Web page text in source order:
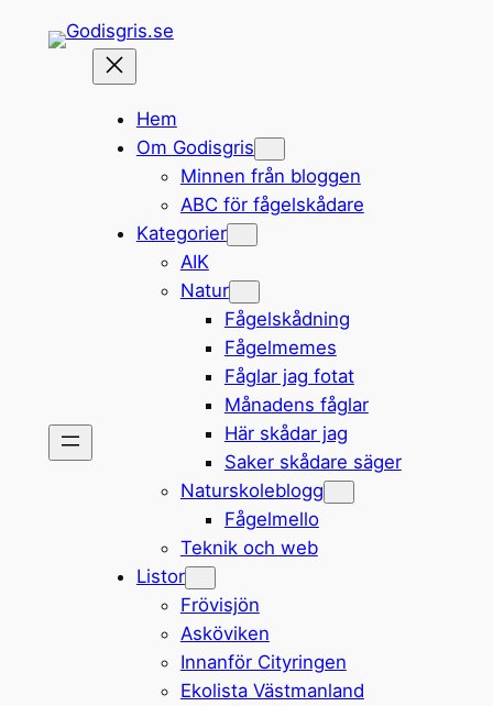
Hem
Om Godisgris
Minnen från bloggen
ABC för fågelskådare
Kategorier
AIK
Natur
Fågelskådning
Fågelmemes
Fåglar jag fotat
Månadens fåglar
Här skådar jag
Saker skådare säger
Naturskoleblogg
Fågelmello
Teknik och web
Listor
Frövisjön
Asköviken
Innanför Cityringen
Ekolista Västmanland